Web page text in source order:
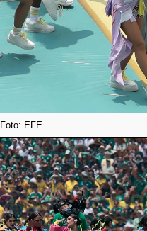
Foto: EFE.